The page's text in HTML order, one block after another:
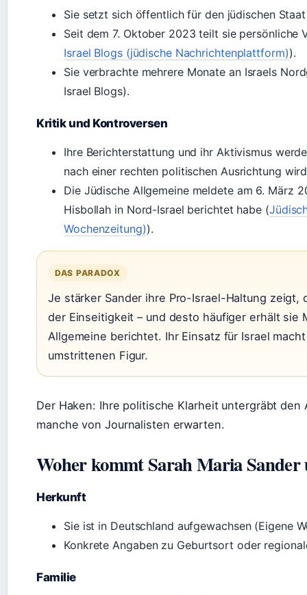
Sie setzt sich öffentlich für den jüdischen
Seit dem 7. Oktober 2023 teilt sie persönliche
Israel Blogs (jüdische Nachrichtenplattform)).
Sie verbrachte mehrere Monate an Israels
Israel Blogs).
Kritik und Kontroversen
Ihre Berichterstattung und ihr Aktivismus
nach einer rechten politischen Ausrichtung
Die Jüdische Allgemeine meldete am 6. März
Hisbollah in Nord-Israel berichtet habe (
Wochenzeitung)).
DAS PARADOX
Je stärker Sander ihre Pro-Israel-Haltung zeigt,
der Einseitigkeit – und desto häufiger erhält sie
Allgemeine berichtet. Ihr Einsatz für Israel
umstrittenen Figur.
Der Haken: Ihre politische Klarheit untergräbt den
manche von Journalisten erwarten.
Woher kommt Sarah Maria
Herkunft
Sie ist in Deutschland aufgewachsen (Eigene
Konkrete Angaben zu Geburtsort oder
Familie